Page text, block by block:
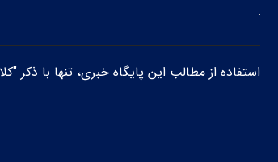
استفاده از مطالب این پایگاه خبری، تنها با ذکر